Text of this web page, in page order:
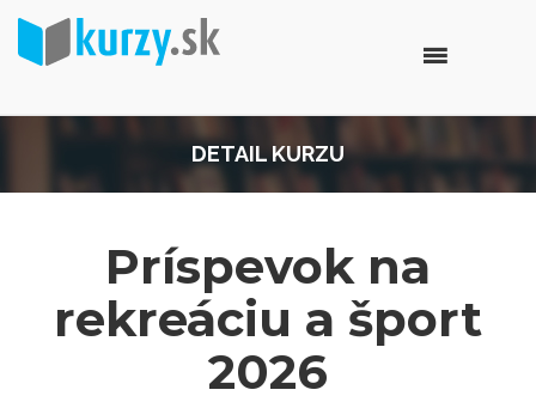
DETAIL KURZU
Príspevok na
rekreáciu a šport
2026